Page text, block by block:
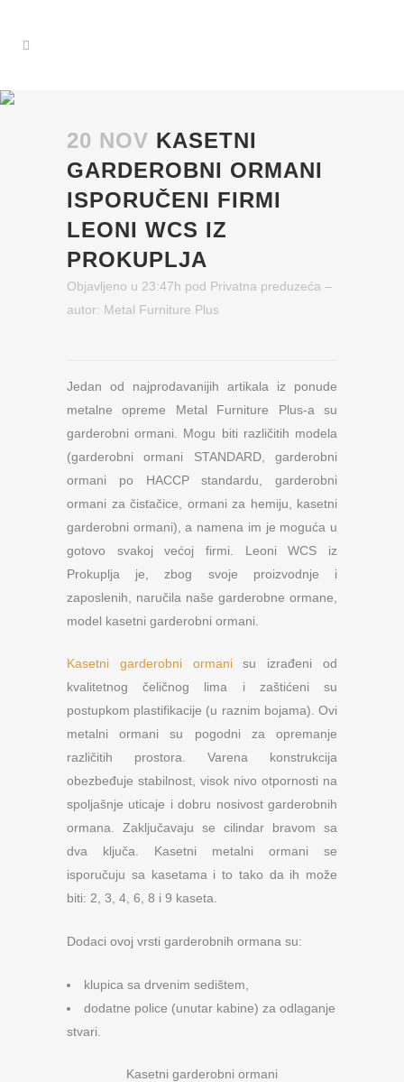
20 NOV KASETNI
GARDEROBNI ORMANI
ISPORUČENI FIRMI
LEONI WCS IZ
PROKUPLJA
Objavljeno u 23:47h pod Privatna preduzeća –
autor: Metal Furniture Plus
Jedan od najprodavanijih artikala iz ponude
metalne opreme Metal Furniture Plus-a su
garderobni ormani. Mogu biti različitih modela
(garderobni ormani STANDARD, garderobni
ormani po HACCP standardu, garderobni
ormani za čistačice, ormani za hemiju, kasetni
garderobni ormani), a namena im je moguća u
gotovo svakoj većoj firmi. Leoni WCS iz
Prokuplja je, zbog svoje proizvodnje i
zaposlenih, naručila naše garderobne ormane,
model kasetni garderobni ormani.
Kasetni garderobni ormanisu izrađeni od
kvalitetnog čeličnog lima i zaštićeni su
postupkom plastifikacije (u raznim bojama). Ovi
metalni ormani su pogodni za opremanje
različitih prostora. Varena konstrukcija
obezbeđuje stabilnost, visok nivo otpornosti na
spoljašnje uticaje i dobru nosivost garderobnih
ormana. Zaključavaju se cilindar bravom sa
dva ključa. Kasetni metalni ormani se
isporučuju sa kasetama i to tako da ih može
biti: 2, 3, 4, 6, 8 i 9 kaseta.
Dodaci ovoj vrsti garderobnih ormana su:
klupica sa drvenim sedištem,
dodatne police (unutar kabine) za odlaganje
stvari.
Kasetni garderobni ormani